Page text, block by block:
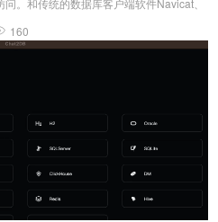
。和传统的数据库客户端软件Navicat、
人员SQL....
160